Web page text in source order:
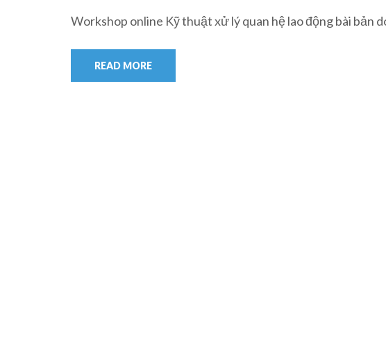
Workshop online Kỹ thuật xử lý quan hệ lao động bài bản
READ MORE